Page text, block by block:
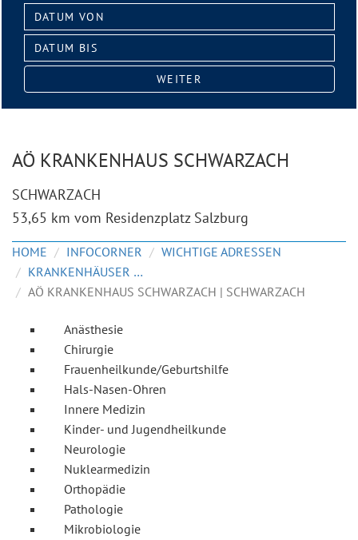
Datum
von:
Datum
bis:
WEITER
AÖ KRANKENHAUS SCHWARZACH
SCHWARZACH
53,65 km vom Residenzplatz Salzburg
HOME INFOCORNER
WICHTIGE ADRESSEN
KRANKENHÄUSER & KLINIKEN
AÖ KRANKENHAUS SCHWARZACH | SCHWARZACH
Anästhesie
Chirurgie
Frauenheilkunde/Geburtshilfe
Hals-Nasen-Ohren
Innere Medizin
Kinder- und Jugendheilkunde
Neurologie
Nuklearmedizin
Orthopädie
Pathologie
Mikrobiologie